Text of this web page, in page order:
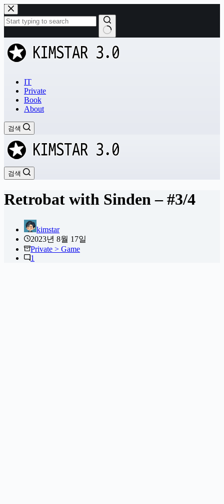
본
문
으
로
건
너
과
없
IT
Private
Book
About
검색
검색
Retrobat with Sinden – #3/4
kimstar
2023년 8월 17일
Private > Game
1